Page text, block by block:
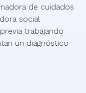
de cuidados
social
trabajando
un diagnóstico